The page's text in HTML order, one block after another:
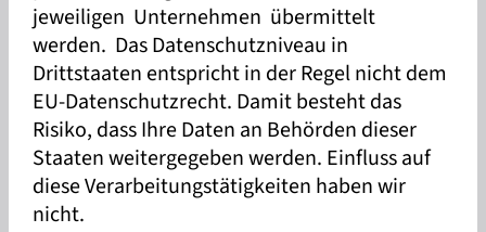
jeweiligen Unternehmen übermittelt
werden. Das Datenschutzniveau in
Drittstaaten entspricht in der Regel nicht dem
EU-Datenschutzrecht. Damit besteht das
Risiko, dass Ihre Daten an Behörden dieser
Staaten weitergegeben werden. Einfluss auf
diese Verarbeitungstätigkeiten haben wir
nicht.